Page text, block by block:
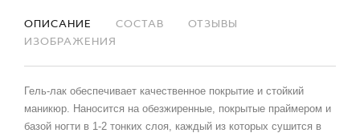
ОПИСАНИЕ СОСТАВ
ОТЗЫВЫ
ИЗОБРАЖЕНИЯ
Гель-лак обеспечивает качественное покрытие и стойкий
маникюр. Наносится на обезжиренные, покрытые праймером и
базой ногти в 1-2 тонких слоя, каждый из которых сушится в